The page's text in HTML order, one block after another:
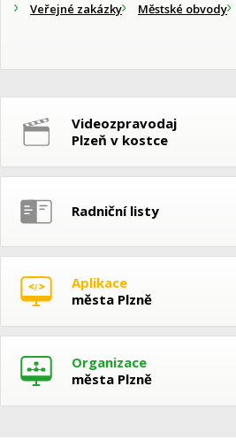
Veřejné zakázky
Městské obvody
Videozpravodaj
Plzeň v kostce
Radniční listy
Aplikace
města Plzně
Organizace
města Plzně